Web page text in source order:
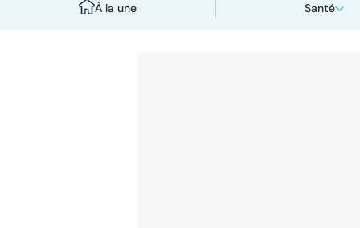
À la une Santé